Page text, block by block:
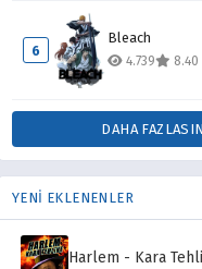
6
Bleach
4.739 8.40
DAHA
YENİ EKLENENLER
Harlem - Kara